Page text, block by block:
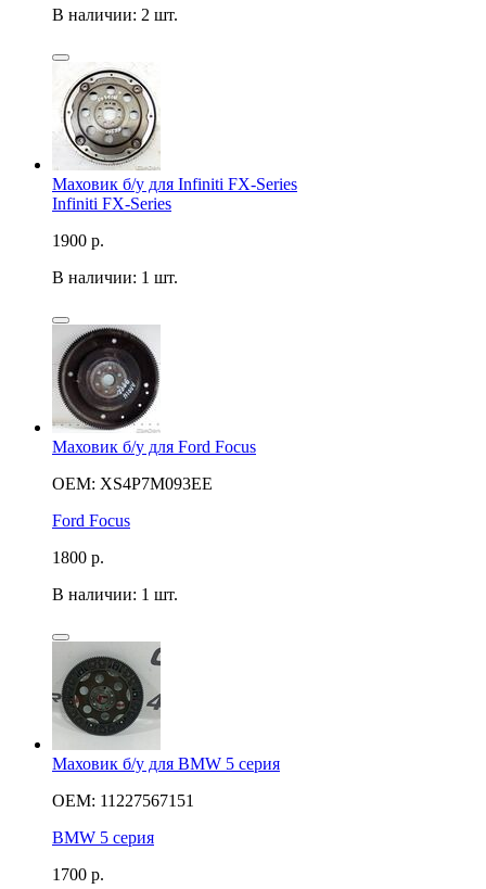
В наличии: 2 шт.
Маховик б/у для Infiniti FX-Series
Infiniti FX-Series
1900 р.
В наличии: 1 шт.
Маховик б/у для Ford Focus
OEM: XS4P7M093EE
Ford Focus
1800 р.
В наличии: 1 шт.
Маховик б/у для BMW 5 серия
OEM: 11227567151
BMW 5 серия
1700 р.